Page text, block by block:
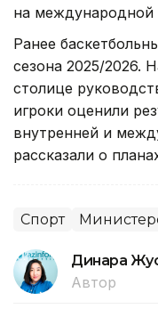
на международной
Ранее
сезона 2025/2026.
столице
игроки оценили
внутренней и
рассказали о
Спорт
Динара
Автор